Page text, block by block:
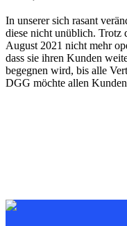
In unserer sich rasant
diese nicht unüblich. Trotz
August 2021 nicht mehr
dass sie ihren Kunden
begegnen wird, bis alle
DGG möchte allen